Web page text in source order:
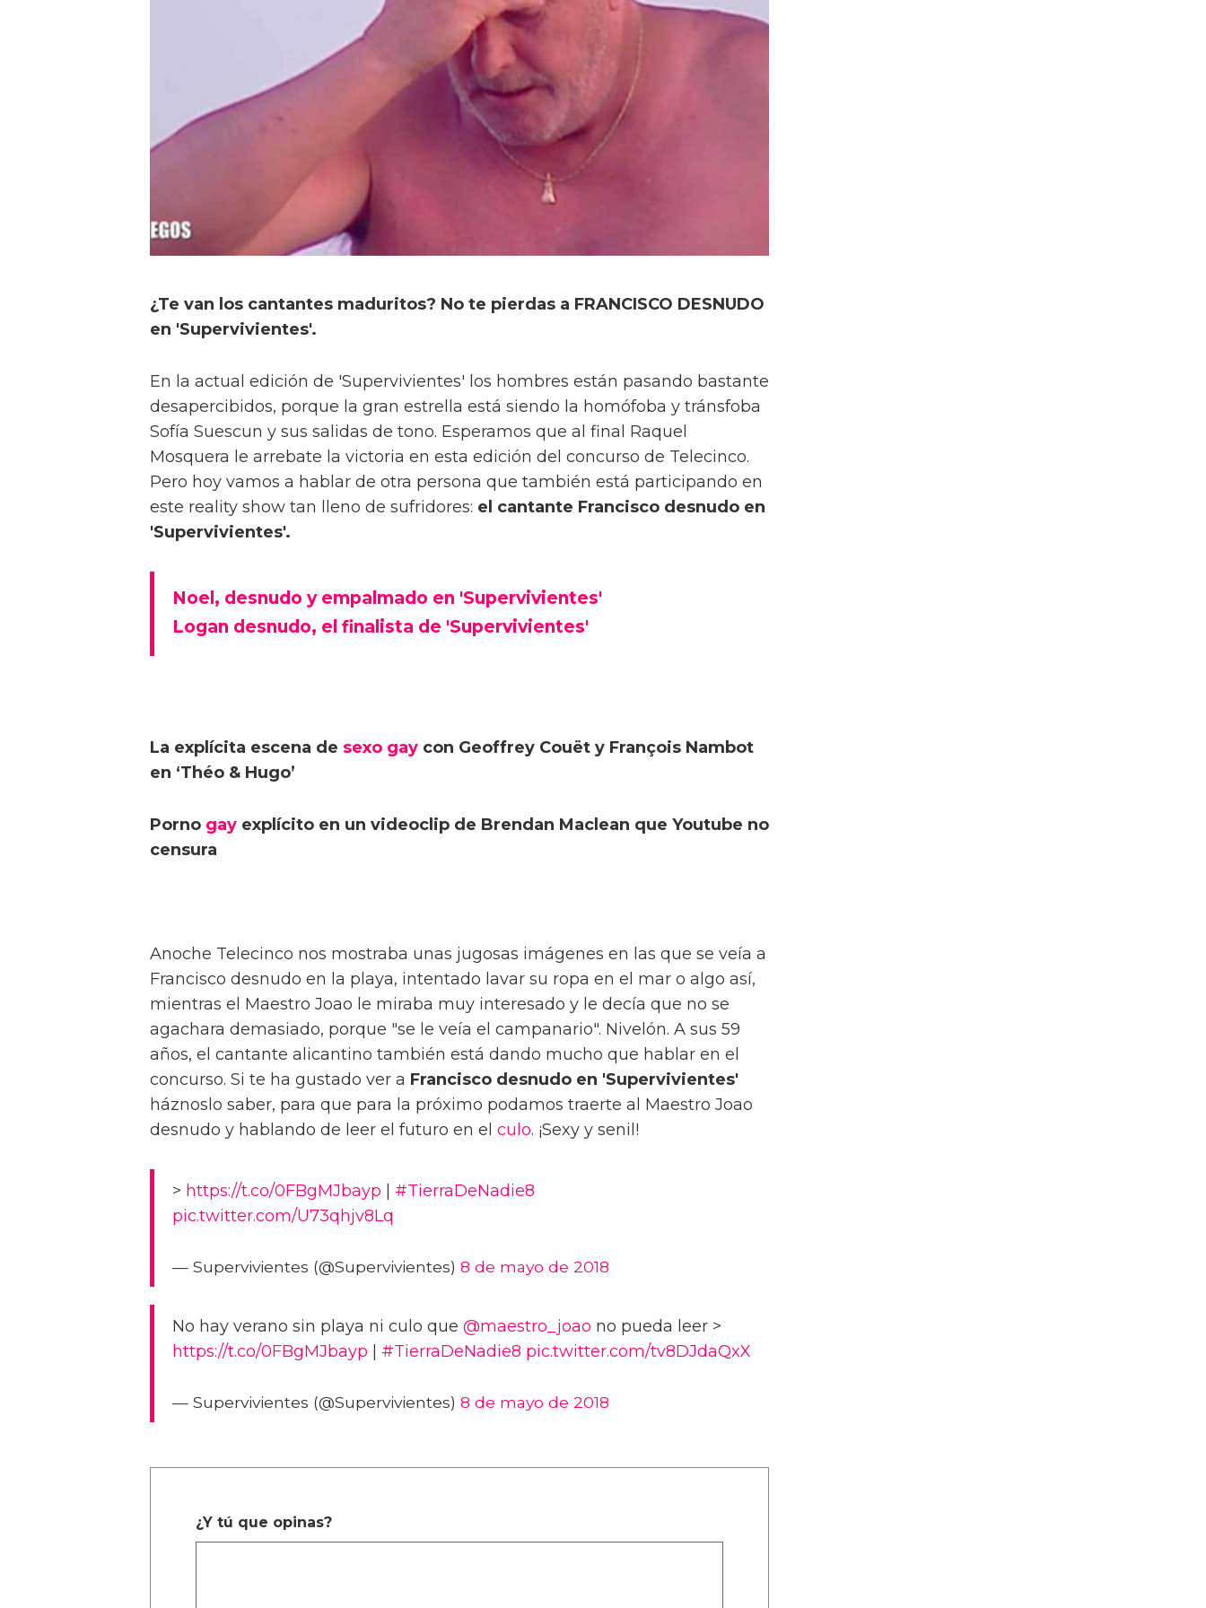
¿Te van los cantantes maduritos? No te pierdas a FRANCISCO DESNUDO
en 'Supervivientes'.
En la actual edición de 'Supervivientes' los hombres están pasando bastante
desapercibidos, porque la gran estrella está siendo la homófoba y tránsfoba
Sofía Suescun y sus salidas de tono. Esperamos que al final Raquel
Mosquera le arrebate la victoria en esta edición del concurso de Telecinco.
Pero hoy vamos a hablar de otra persona que también está participando en
este reality show tan lleno de sufridores: el cantante Francisco desnudo en
'Supervivientes'.
Noel, desnudo y empalmado en 'Supervivientes'
Logan desnudo, el finalista de 'Supervivientes'
La explícita escena de sexo gay con Geoffrey Couët y François Nambot
en ‘Théo & Hugo’
Porno gay explícito en un videoclip de Brendan Maclean que Youtube no
censura
Anoche Telecinco nos mostraba unas jugosas imágenes en las que se veía a
Francisco desnudo en la playa, intentado lavar su ropa en el mar o algo así,
mientras el Maestro Joao le miraba muy interesado y le decía que no se
agachara demasiado, porque "se le veía el campanario". Nivelón. A sus 59
años, el cantante alicantino también está dando mucho que hablar en el
concurso. Si te ha gustado ver a Francisco desnudo en 'Supervivientes'
háznoslo saber, para que para la próximo podamos traerte al Maestro Joao
desnudo y hablando de leer el futuro en el culo. ¡Sexy y senil!
> https://t.co/0FBgMJbayp
#TierraDeNadie8
pic.twitter.com/U73qhjv8Lq
— Supervivientes (@Supervivientes) 8 de mayo de 2018
No hay verano sin playa ni culo que @maestro_joao no pueda leer >
https://t.co/0FBgMJbayp
#TierraDeNadie8 pic.twitter.com/tv8DJdaQxX
— Supervivientes (@Supervivientes) 8 de mayo de 2018
¿Y tú que opinas?